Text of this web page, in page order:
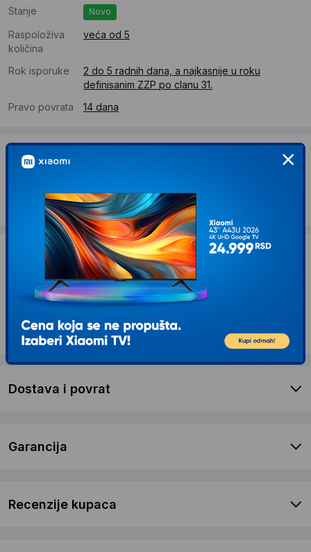
Stanje Novo
Raspoloživa
količina
veća od 5
Rok isporuke
2 do 5 radnih dana, a najkasnije u roku
definisanim ZZP po clanu 31.
Pravo povrata
14 dana
Dostava
Troskovi dostave 490 RSD
Želite li ponudu za firmu?
Kontaktirajte nas
Opis proizvoda REMINGTON Brijač F7000 F7
Style
Dostava i povrat
Garancija
Recenzije kupaca